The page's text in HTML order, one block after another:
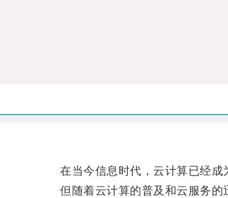
在当今信息时代，云计算已经成
但随着云计算的普及和云服务的迅